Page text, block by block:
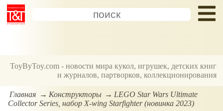
ToyByToy.com - новости мира кукол, игрушек, детских книг
и журналов, партворков, коллекционирования
Главная Конструкторы
LEGO Star Wars Ultimate
Collector Series, набор X-wing Starfighter (новинка 2023)